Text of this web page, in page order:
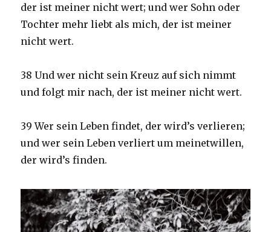
der ist meiner nicht wert; und wer Sohn oder
Tochter mehr liebt als mich, der ist meiner
nicht wert.
38 Und wer nicht sein Kreuz auf sich nimmt
und folgt mir nach, der ist meiner nicht wert.
39 Wer sein Leben findet, der wird’s verlieren;
und wer sein Leben verliert um meinetwillen,
der wird’s finden.